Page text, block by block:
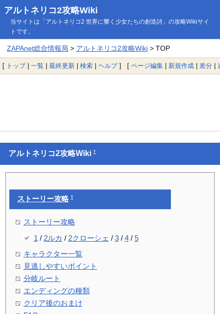
アルトネリコ2攻略Wiki
当サイトは「アルトネリコ2 世界に響く少女たちの創造詩」の攻略Wikiサイ
トです。
ZAPAnet総合情報局 > アルトネリコ2攻略Wiki> TOP
[ トップ| 一覧 | 最終更新 | 検索 | ヘルプ] [ ページ編集 | 新規作成 | 差分 |
アルトネリコ2攻略Wiki†
ストーリー攻略 †
ストーリー攻略
1 / 2ルカ / 2クローシェ / 3/ 4/ 5
キャラクター一覧
見逃しやすいポイント
分岐ルート
エンディングの種類
クリア後のおまけ